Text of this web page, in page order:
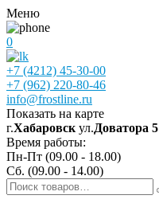
Меню
0
+7 (4212) 45-30-00
+7 (962) 220-80-46
info@frostline.ru
Показать на карте
г.Хабаровск ул.Доватора 5
Время работы:
Пн-Пт (09.00 - 18.00)
Сб. (09.00 - 14.00)